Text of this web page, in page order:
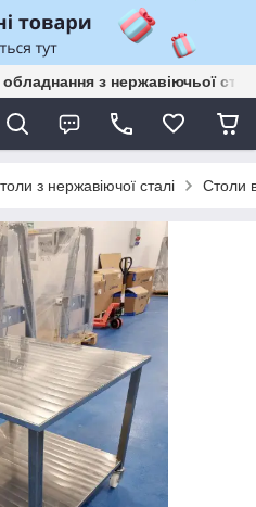
з нержавіючьої
з нержавіючої сталі Столи